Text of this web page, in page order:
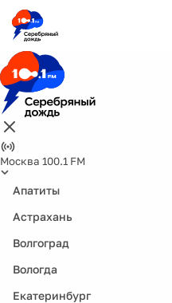
Москва 100.1 FM
Апатиты
Астрахань
Волгоград
Вологда
Екатеринбург